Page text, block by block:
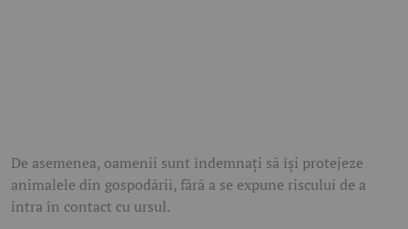
De asemenea, oamenii sunt îndemnați să își protejeze
animalele din gospodării, fără a se expune riscului de a
intra în contact cu ursul.